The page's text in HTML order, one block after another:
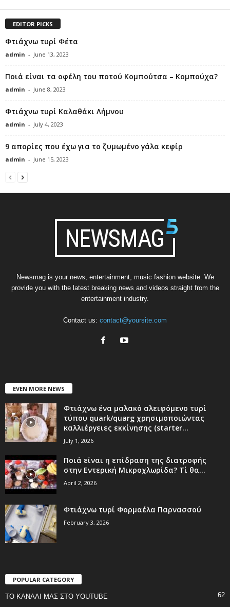
EDITOR PICKS
Φτιάχνω τυρί Φέτα
admin - June 13, 2023
Ποιά είναι τα οφέλη του ποτού Κομπούτσα – Κομπούχα?
admin - June 8, 2023
Φτιάχνω τυρί Καλαθάκι Λήμνου
admin - July 4, 2023
9 απορίες που έχω για το ζυμωμένο γάλα κεφίρ
admin - June 15, 2023
Newsmag is your news, entertainment, music fashion website. We
provide you with the latest breaking news and videos straight from the
entertainment industry.
Contact us: contact@yoursite.com
EVEN MORE NEWS
Φτιάχνω ένα μαλακό αλειφόμενο τυρί
τύπου quark/quarg χρησιμοποιώντας
καλλιέργειες εκκίνησης (starter...
July 1, 2026
Ποιά είναι η επίδραση της διατροφής
στην Εντερική Μικροχλωρίδα? Τί θα...
April 2, 2026
Φτιάχνω τυρί Φορμαέλα Παρνασσού
February 3, 2026
POPULAR CATEGORY
ΤΟ ΚΑΝΑΛΙ ΜΑΣ ΣΤΟ YOUTUBE
62